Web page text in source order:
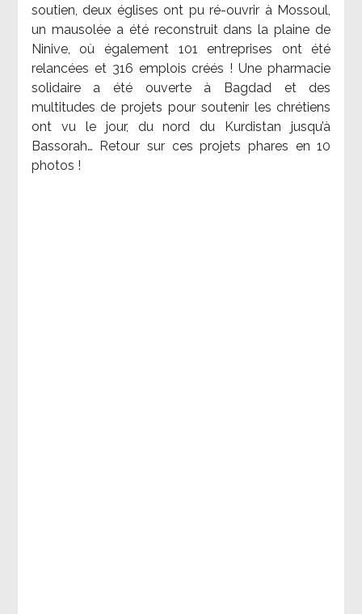
soutien, deux églises ont pu ré-ouvrir à Mossoul,
un mausolée a été reconstruit dans la plaine de
Ninive, où également 101 entreprises ont été
relancées et 316 emplois créés ! Une pharmacie
solidaire a été ouverte à Bagdad et des
multitudes de projets pour soutenir les chrétiens
ont vu le jour, du nord du Kurdistan jusqu’à
Bassorah… Retour sur ces projets phares en 10
photos !